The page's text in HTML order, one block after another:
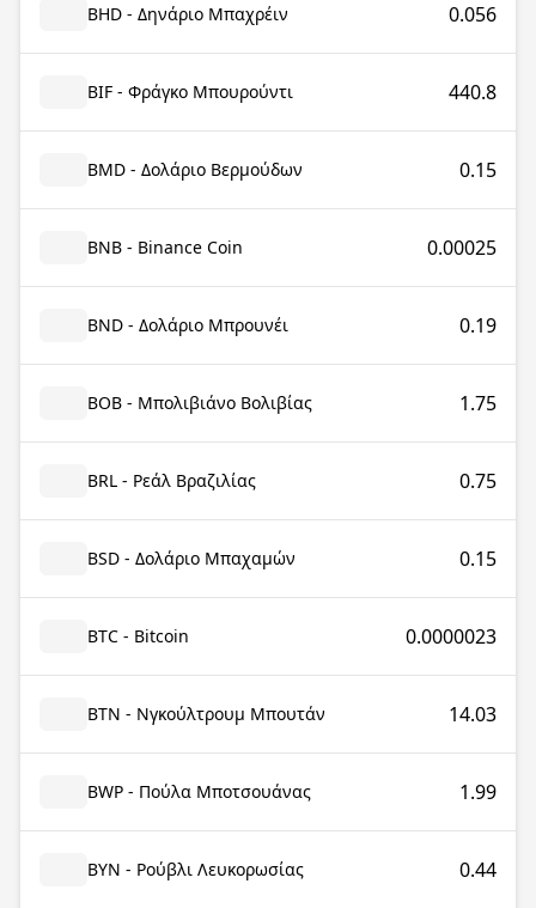
BHD - Δηνάριο Μπαχρέιν 0.056
BIF - Φράγκο Μπουρούντι 440.8
BMD - Δολάριο Βερμούδων 0.15
BNB - Binance Coin 0.00025
BND - Δολάριο Μπρουνέι 0.19
BOB - Μπολιβιάνο Βολιβίας 1.75
BRL - Ρεάλ Βραζιλίας 0.75
BSD - Δολάριο Μπαχαμών 0.15
BTC - Bitcoin 0.0000023
BTN - Νγκούλτρουμ Μπουτάν 14.03
BWP - Πούλα Μποτσουάνας 1.99
BYN - Ρούβλι Λευκορωσίας 0.44